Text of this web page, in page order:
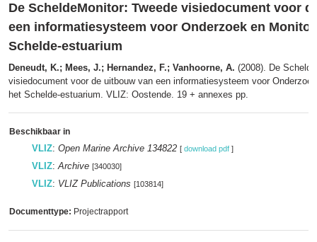
De ScheldeMonitor: Tweede visiedocument voor
een informatiesysteem voor Onderzoek en
Schelde-estuarium
Deneudt, K.; Mees, J.; Hernandez, F.; Vanhoorne, A. (2008). De
visiedocument voor de uitbouw van een informatiesysteem voor
het Schelde-estuarium. VLIZ: Oostende. 19 + annexes pp.
Beschikbaar in
VLIZ: Open Marine Archive 134822 [ download pdf ]
VLIZ:Archive [340030]
VLIZ: VLIZ Publications [103814]
Documenttype: Projectrapport